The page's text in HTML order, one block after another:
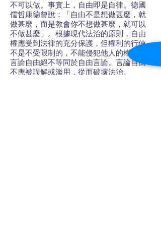
不可以做。事實上，自由即是自律。德國
儒哲康德曾說：「自由不是想做甚麼，就
做甚麼，而是教會你不想做甚麼，就可以
不做甚麼」。根據現代法治的原則，自由
權應受到法律的充分保護，但權利的行使
不是不受限制的，不能侵犯他人的權利。
言論自由絕不等同於自由言論。言論自由
不應被誤解或濫用，從而破壞法治。